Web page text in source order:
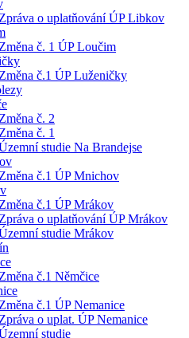
Zpráva o uplatňování ÚP Libkov
Změna č. 1 ÚP Loučim
Změna č.1 ÚP Luženičky
Změna č. 2
Změna č. 1
studie Na Brandejse
Změna č.1 ÚP Mnichov
Změna č.1 ÚP Mrákov
Zpráva o uplatňování ÚP Mrákov
studie Mrákov
Změna č.1 Němčice
Změna č.1 ÚP Nemanice
Zpráva o uplat. ÚP Nemanice
studie